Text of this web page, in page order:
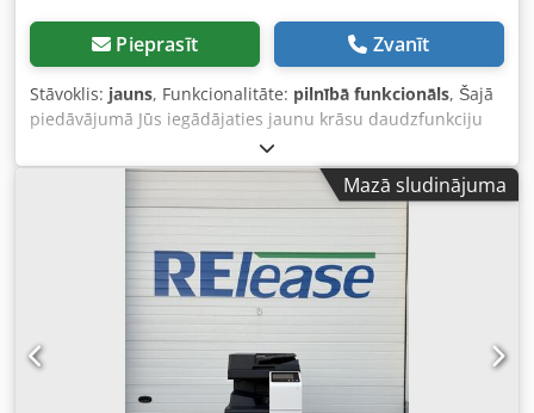
Pieprasīt Zvanīt
Stāvoklis: jauns, Funkcionalitāte: pilnībā funkcionāls, Šajā
piedāvājumā Jūs iegādājaties jaunu krāsu daudzfunkciju
sistēmu "Kyocera TaskAlfa 8353ci". Pārdošanas priekšmets:
Dcodpfxsxrbrce Ad Sjk 1 x Kyocera TaskAlfa 8353ci ar šādu
aprīkojumu: • Iekļauts oriģinālais iepakojums • Iekļauts
apdares modulis (finisher) Stāvoklis: Šis ir jauns iekārts,
kas nav bijis ekspluatācijā. Iepakošana un piegāde: Iekārtu
var apskatīt mūsu darba laikā, iepriekš vienojoties par
apmeklējumu. Jūras iepakojums un piegāde visā pasaulē
iespējama pēc pieprasījuma! Papildu informācijai, lūdzu,
sazinieties ar mums personīgi.
Mazā sludinājuma